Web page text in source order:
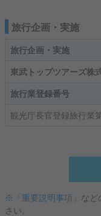
旅行企画・実施
旅行企画・実施
東武トップツアーズ
旅行業登録番号
観光庁長官登録旅行業
※「重要説明事項」 など
さい。